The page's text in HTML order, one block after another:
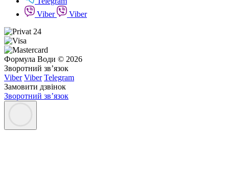
Viber
Viber
Формула Води © 2026
Зворотний зв’язок
Viber Viber Telegram
Замовити дзвінок
Зворотний зв’язок